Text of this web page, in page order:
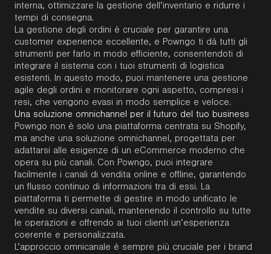
interna, ottimizzare la gestione dell’inventario e ridurre i
tempi di consegna.
La gestione degli ordini è cruciale per garantire una
customer experience eccellente, e Powngo ti dà tutti gli
strumenti per farlo in modo efficiente, consentendoti di
integrare il sistema con i tuoi strumenti di logistica
esistenti. In questo modo, puoi mantenere una gestione
agile degli ordini e monitorare ogni aspetto, compresi i
resi, che vengono evasi in modo semplice e veloce.
Una soluzione omnichannel per il futuro del tuo business
Powngo non è solo una piattaforma centrata su Shopify,
ma anche una soluzione omnichannel, progettata per
adattarsi alle esigenze di un eCommerce moderno che
opera su più canali. Con Powngo, puoi integrare
facilmente i canali di vendita online e offline, garantendo
un flusso continuo di informazioni tra di essi. La
piattaforma ti permette di gestire in modo unificato le
vendite su diversi canali, mantenendo il controllo su tutte
le operazioni e offrendo ai tuoi clienti un’esperienza
coerente e personalizzata.
L’approccio omnicanale è sempre più cruciale per i brand